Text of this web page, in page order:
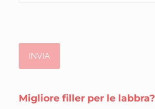
Migliore filler per le labbra?